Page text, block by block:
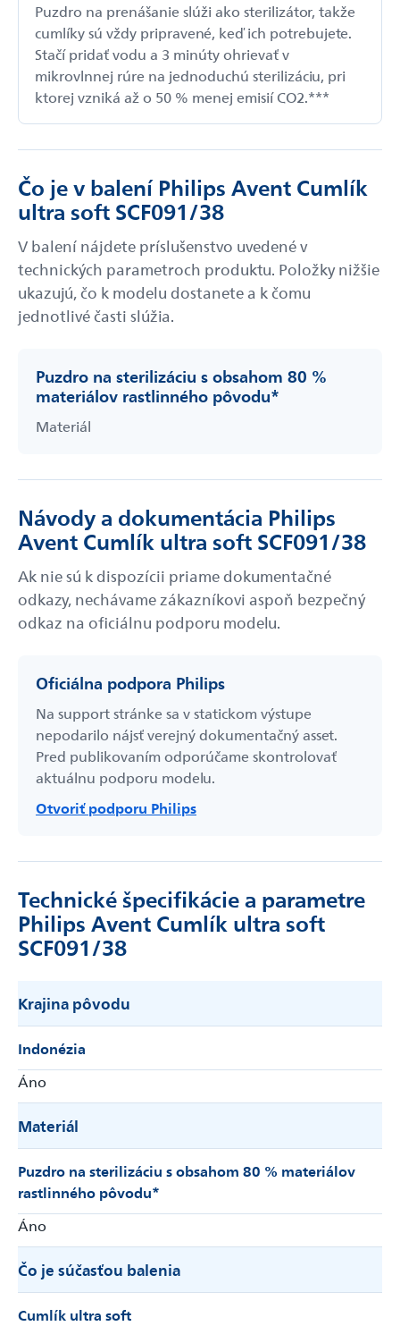
Puzdro na prenášanie slúži ako sterilizátor, takže
cumlíky sú vždy pripravené, keď ich potrebujete.
Stačí pridať vodu a 3 minúty ohrievať v
mikrovlnnej rúre na jednoduchú sterilizáciu, pri
ktorej vzniká až o 50 % menej emisií CO2.***
Čo je v balení Philips Avent Cumlík
ultra soft SCF091/38
V balení nájdete príslušenstvo uvedené v
technických parametroch produktu. Položky nižšie
ukazujú, čo k modelu dostanete a k čomu
jednotlivé časti slúžia.
Puzdro na sterilizáciu s obsahom 80 %
materiálov rastlinného pôvodu*
Materiál
Návody a dokumentácia Philips
Avent Cumlík ultra soft SCF091/38
Ak nie sú k dispozícii priame dokumentačné
odkazy, nechávame zákazníkovi aspoň bezpečný
odkaz na oficiálnu podporu modelu.
Oficiálna podpora Philips
Na support stránke sa v statickom výstupe
nepodarilo nájsť verejný dokumentačný asset.
Pred publikovaním odporúčame skontrolovať
aktuálnu podporu modelu.
Otvoriť podporu Philips
Technické špecifikácie a parametre
Philips Avent Cumlík ultra soft
SCF091/38
Krajina pôvodu
Indonézia
Áno
Materiál
Puzdro na sterilizáciu s obsahom 80 % materiálov
rastlinného pôvodu*
Áno
Čo je súčasťou balenia
Cumlík ultra soft